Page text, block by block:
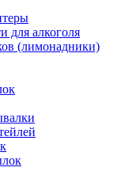
для алкоголя
(лимонадники)